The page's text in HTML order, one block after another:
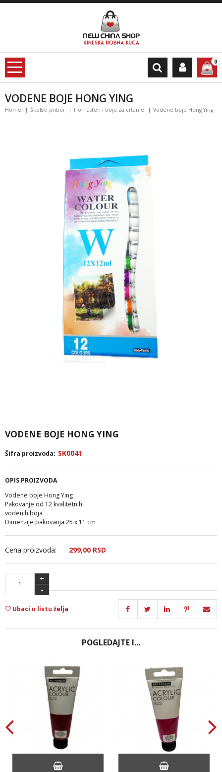
0
VODENE BOJE HONG YING
Home Školski pribor Flomasteri i boje za crtanje Vodene boje Hong Ying
VODENE BOJE HONG YING
Šifra proizvoda: SK0041
OPIS PROIZVODA
Vodene boje Hong Ying
Pakovanje od 12 kvalitetnih
vodenih boja
Dimenzije pakovanja 25 x 11 cm
Cena proizvoda: 299,00 RSD
+
-
Ubaci u listu želja
POGLEDAJTE I...